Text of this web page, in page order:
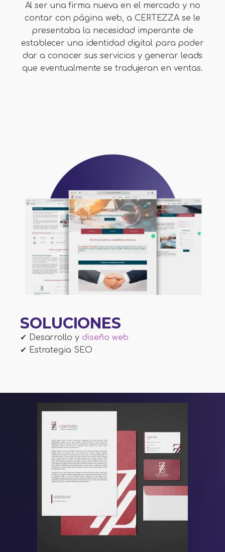
Al ser una firma nueva en el mercado y no
contar con página web, a CERTEZZA se le
presentaba la necesidad imperante de
establecer una identidad digital para poder
dar a conocer sus servicios y generar leads
que eventualmente se tradujeran en ventas.
SOLUCIONES
✔ Desarrollo y diseño web
✔ Estrategia SEO